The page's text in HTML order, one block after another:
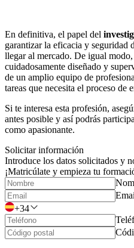
En definitiva, el papel del
garantizar la eficacia y seguridad
llegar al mercado. De igual
cuidadosamente diseñado y
de un amplio equipo de
tareas que necesita el proceso de
Si te interesa esta profesión,
antes posible y así podrás
como apasionante.
Solicitar información
Introduce los datos solicitados y
¡Matricúlate y empieza tu
+34